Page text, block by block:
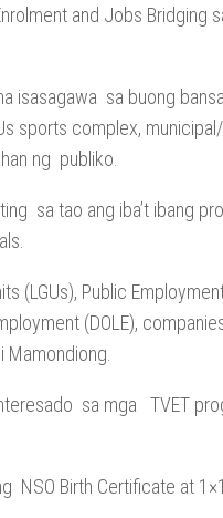
and Jobs Bridging
isasagawa sa buong
sports complex,
ng publiko.
sa tao ang iba’t ibang
(LGUs), Public
(DOLE),
sa mga TVET
NSO Birth Certificate at